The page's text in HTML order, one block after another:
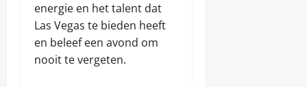
energie en het talent dat
Las Vegas te bieden heeft
en beleef een avond om
nooit te vergeten.